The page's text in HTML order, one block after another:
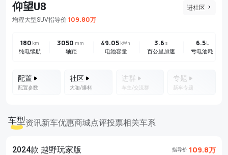
进社区
仰望U8
增程大型SUV指导价 109.80万
180 km
纯电续航
3050 mm
轴距
49.05 kWh
电池容量
3.6 s
百公里加速
6.5 L
亏电油耗
配置
配置参数
社区
大咖/爆料
进群
车主/交流群
专题
新车专题
车型资讯新车优惠商城点评投票相关车系
2024款 越野玩家版 指导价 109.8万